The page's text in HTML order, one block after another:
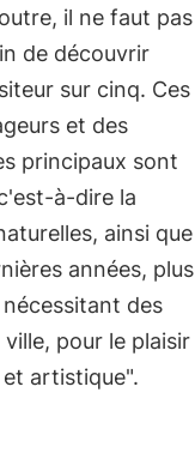
il ne faut pas
de découvrir
sur cinq. Ces
et des
principaux sont
à-dire la
ainsi que
années, plus
des
pour le plaisir
artistique".